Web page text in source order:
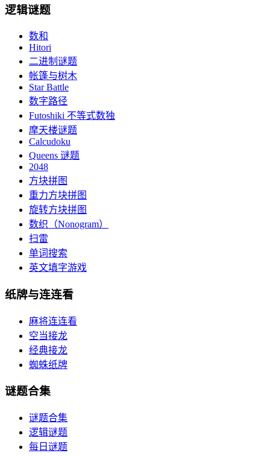
逻辑谜题
数和
Hitori
二进制谜题
帐篷与树木
Star Battle
数字路径
Futoshiki 不等式数独
摩天楼谜题
Calcudoku
Queens 谜题
2048
方块拼图
重力方块拼图
旋转方块拼图
数织（Nonogram）
扫雷
单词搜索
英文填字游戏
纸牌与连连看
麻将连连看
空当接龙
经典接龙
蜘蛛纸牌
谜题合集
谜题合集
逻辑谜题
每日谜题